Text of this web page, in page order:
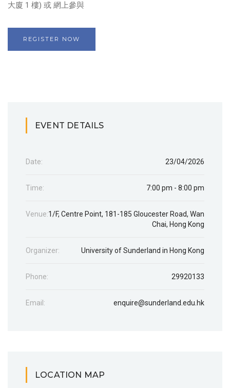
大廈 1 樓) 或 網上參與
REGISTER NOW
EVENT DETAILS
Date: 23/04/2026
Time: 7:00 pm - 8:00 pm
Venue:1/F, Centre Point, 181-185 Gloucester Road, Wan
Chai, Hong Kong
Organizer: University of Sunderland in Hong Kong
Phone: 29920133
Email: enquire@sunderland.edu.hk
LOCATION MAP